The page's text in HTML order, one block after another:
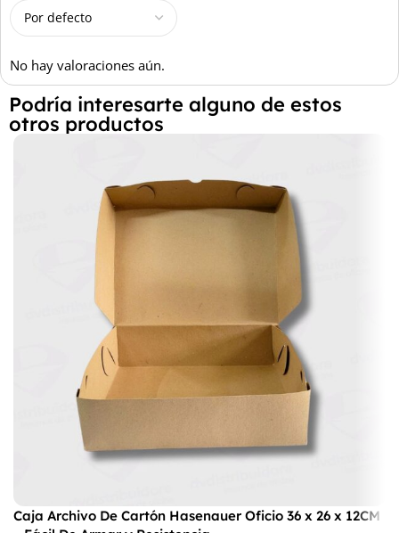
No hay valoraciones aún.
Podría interesarte alguno de estos
otros productos
Caja Archivo De Cartón Hasenauer Oficio 36 x 26 x 12CM